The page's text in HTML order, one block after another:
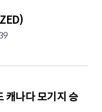
캐나다 모기지 승